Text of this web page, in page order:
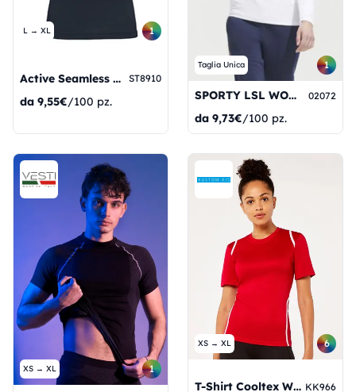
L → XL 1
Active Seamless Raglan Flow ST8910
da 9,55€/100 pz.
Taglia Unica 1
SPORTY LSL WOMEN 02072
da 9,73€/100 pz.
XS → XL 1
XS → XL 6
T-Shirt Cooltex Women KK966